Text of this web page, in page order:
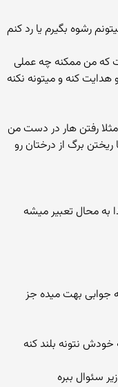
رشوه بگیرم یا رد کنم
که من ممکنه چه عملی
هدایت کنه و میتونه نکنه
رفتن هار در دست من
برگ از درختان رو
به محال تعبیر میشه
جوابی بهت میده جز
خودش نتونه بلند کنه
سئوال ببره